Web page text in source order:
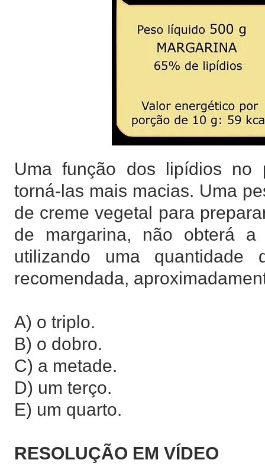
Uma função dos lipídios no
torná-las mais macias. Uma
de creme vegetal para
de margarina, não obterá a
utilizando uma
recomendada,
A) o triplo.
B) o dobro.
C) a metade.
D) um terço.
E) um quarto.
RESOLUÇÃO EM VÍDEO